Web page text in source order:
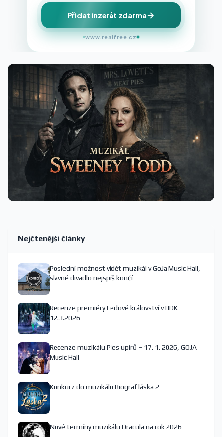
Přidat inzerát zdarma
www.realfree.cz
Nejčtenější články
Poslední možnost vidět muzikál v GoJa Music Hall,
slavné divadlo nejspíš končí
Recenze premiéry Ledové království v HDK
12.3.2026
Recenze muzikálu Ples upírů – 17. 1. 2026, GOJA
Music Hall
Konkurz do muzikálu Biograf láska 2
Nové termíny muzikálu Dracula na rok 2026